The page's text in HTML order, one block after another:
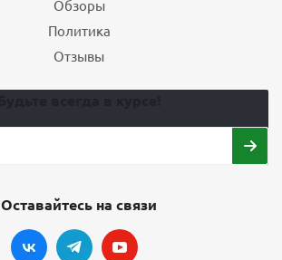
Обзоры
Политика
Отзывы
Оставайтесь на связи